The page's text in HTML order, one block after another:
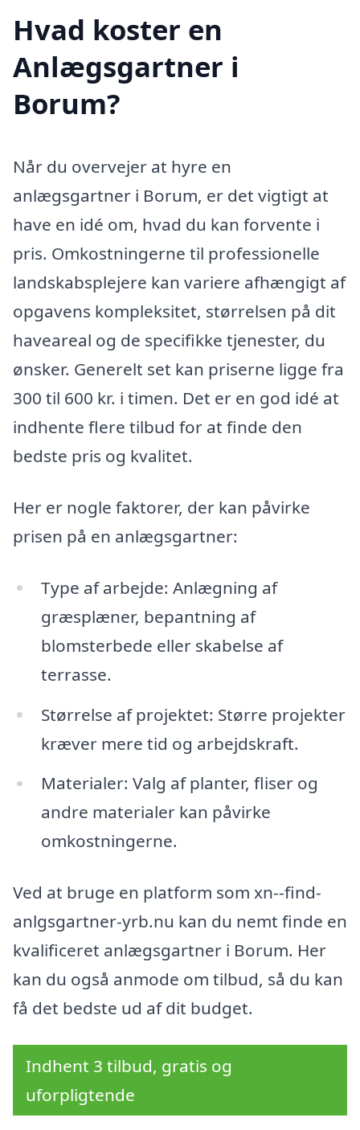
Hvad koster en
Anlægsgartner i
Borum?
Når du overvejer at hyre en
anlægsgartner i Borum, er det vigtigt at
have en idé om, hvad du kan forvente i
pris. Omkostningerne til professionelle
landskabsplejere kan variere afhængigt af
opgavens kompleksitet, størrelsen på dit
haveareal og de specifikke tjenester, du
ønsker. Generelt set kan priserne ligge fra
300 til 600 kr. i timen. Det er en god idé at
indhente flere tilbud for at finde den
bedste pris og kvalitet.
Her er nogle faktorer, der kan påvirke
prisen på en anlægsgartner:
Type af arbejde: Anlægning af
græsplæner, bepantning af
blomsterbede eller skabelse af
terrasse.
Størrelse af projektet: Større projekter
kræver mere tid og arbejdskraft.
Materialer: Valg af planter, fliser og
andre materialer kan påvirke
omkostningerne.
Ved at bruge en platform som xn--find-
anlgsgartner-yrb.nu kan du nemt finde en
kvalificeret anlægsgartner i Borum. Her
kan du også anmode om tilbud, så du kan
få det bedste ud af dit budget.
Indhent 3 tilbud, gratis og
uforpligtende